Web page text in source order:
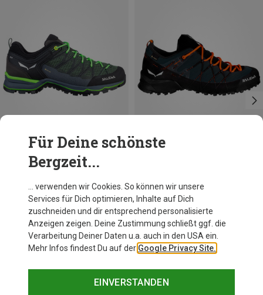
Du sparst 23%
Salewa
Herren Wildfire 2 GTX Schuhe
179,60 €
Für Deine schönste
Bergzeit...
… verwenden wir Cookies. So können wir unsere
Services für Dich optimieren, Inhalte auf Dich
zuschneiden und dir entsprechend personalisierte
Anzeigen zeigen. Deine Zustimmung schließt ggf. die
Verarbeitung Deiner Daten u.a. auch in den USA ein.
Mehr Infos findest Du auf der Google Privacy Site.
EINVERSTANDEN